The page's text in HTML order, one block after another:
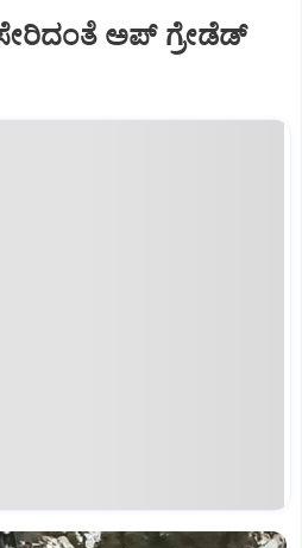
ಅಪ್‌ ಗ್ರೇಡೆಡ್‌